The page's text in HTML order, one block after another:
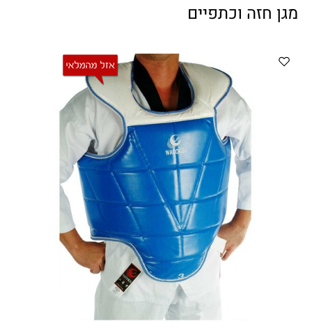
ווטצאפ (הודעות בלבד
מענה טלפוני:
04-8411075
,
04-8411010
בין השעות 9:00-17:00
לחיצת כפתור"צור קשר"באתר
citysport1@013.net
citysport2@013.net
מגן חזה וכתפיים